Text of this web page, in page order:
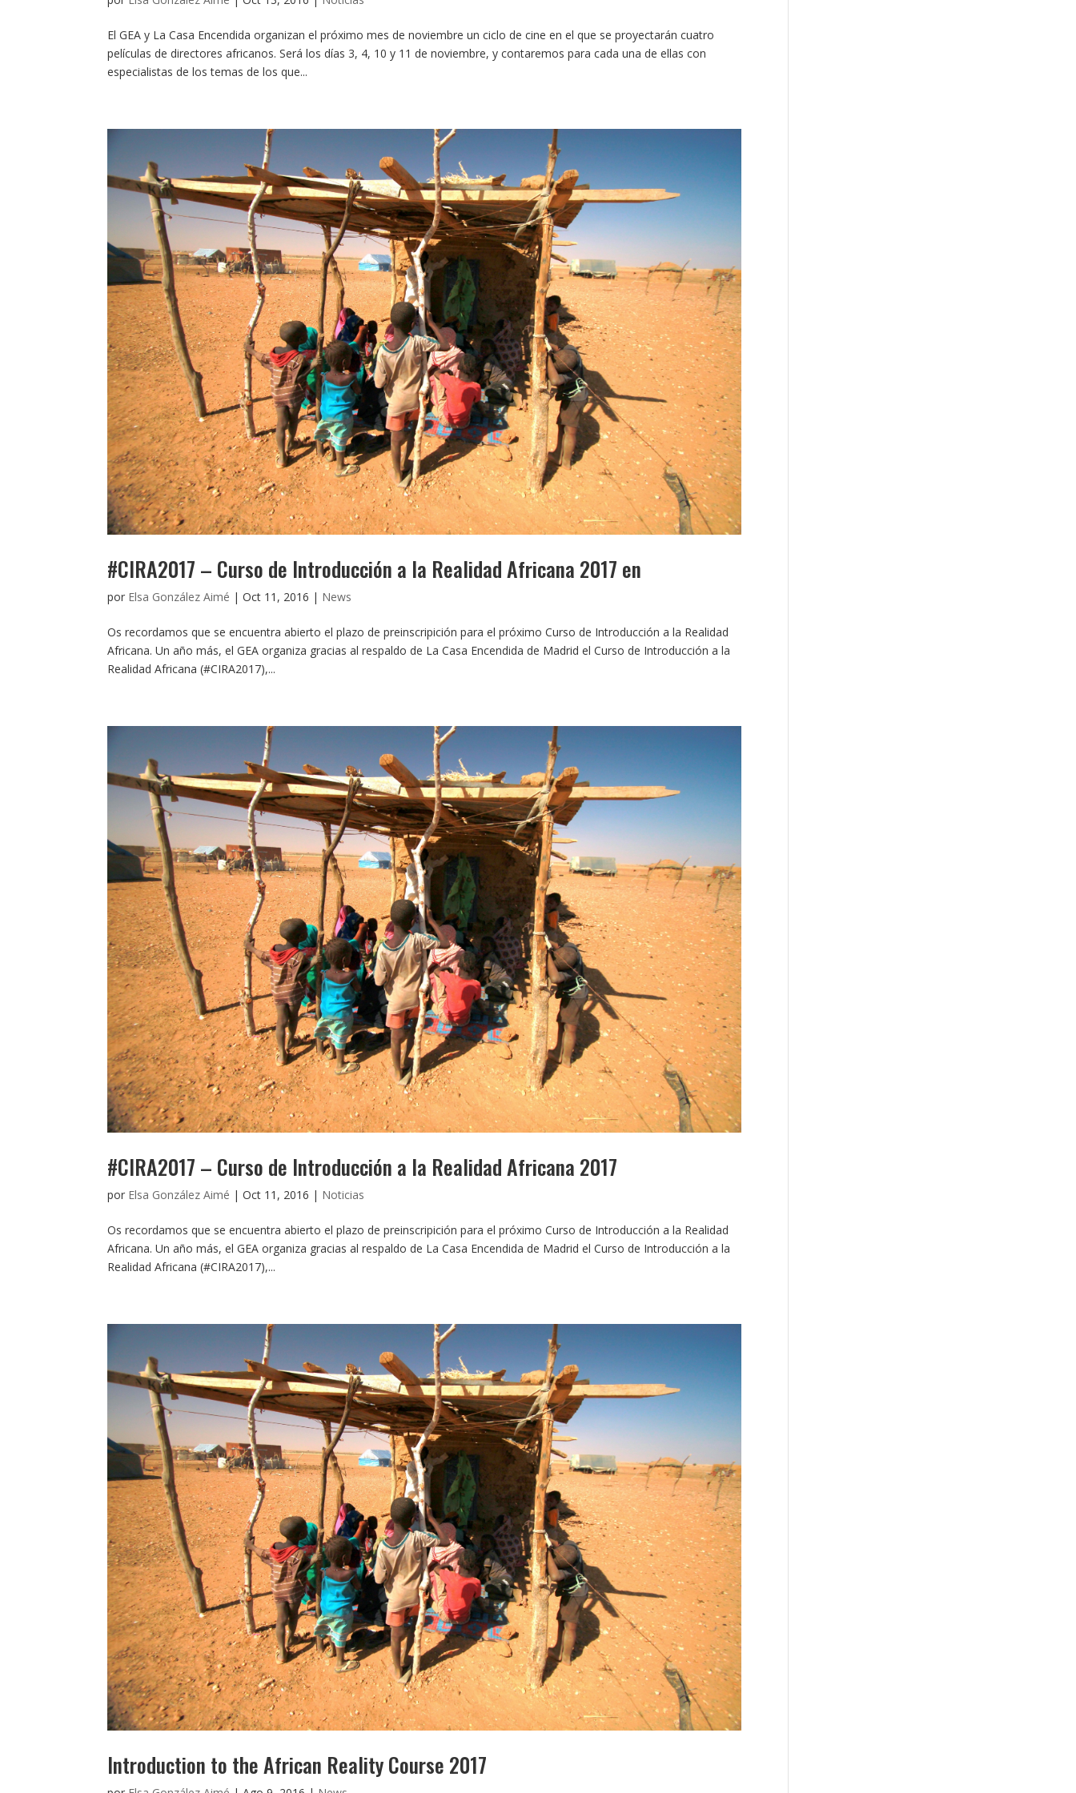
El GEA y La Casa Encendida organizan el próximo mes de noviembre un ciclo de cine en el que se proyectarán cuatro
películas de directores africanos. Será los días 3, 4, 10 y 11 de noviembre, y contaremos para cada una de ellas con
especialistas de los temas de los que...
#CIRA2017 – Curso de Introducción a la Realidad Africana 2017 en
por Elsa González Aimé |Oct 11, 2016 | News
Os recordamos que se encuentra abierto el plazo de preinscripición para el próximo Curso de Introducción a la Realidad
Africana. Un año más, el GEA organiza gracias al respaldo de La Casa Encendida de Madrid el Curso de Introducción a la
Realidad Africana (#CIRA2017),...
#CIRA2017 – Curso de Introducción a la Realidad Africana 2017
por Elsa González Aimé |Oct 11, 2016 | Noticias
Os recordamos que se encuentra abierto el plazo de preinscripición para el próximo Curso de Introducción a la Realidad
Africana. Un año más, el GEA organiza gracias al respaldo de La Casa Encendida de Madrid el Curso de Introducción a la
Realidad Africana (#CIRA2017),...
Introduction to the African Reality Course 2017